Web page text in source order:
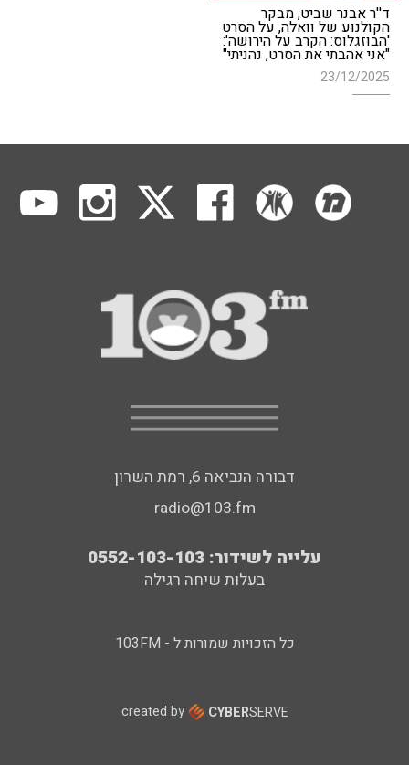
ד''ר אבנר שביט, מבקר
הקולנוע של וואלה, על הסרט
'הבוזגלוס: הקרב על הירושה':
"אני אהבתי את הסרט, נהניתי"
23/12/2025
דבורה הנביאה 6, רמת השרון
radio@103.fm
עלייה לשידור: 0552-103-103
בעלות שיחה רגילה
כל הזכויות שמורות ל - 103FM
created by CYBERSERVE